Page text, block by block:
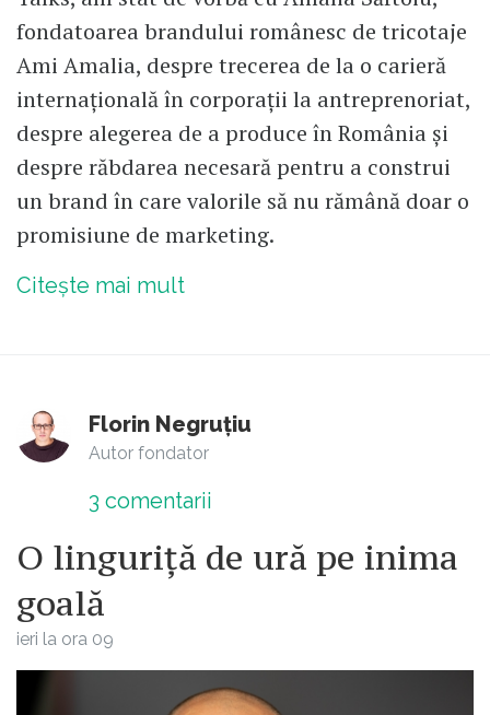
fondatoarea brandului românesc de tricotaje
Ami Amalia, despre trecerea de la o carieră
internațională în corporații la antreprenoriat,
despre alegerea de a produce în România și
despre răbdarea necesară pentru a construi
un brand în care valorile să nu rămână doar o
promisiune de marketing.
Citește mai mult
Florin Negruțiu
Autor fondator
3 comentarii
O linguriță de ură pe inima
goală
ieri la ora 09